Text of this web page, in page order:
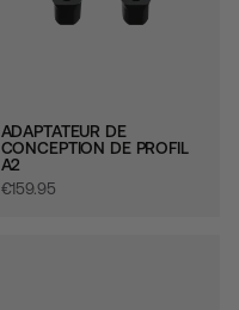
ADAPTATEUR DE
CONCEPTION DE PROFIL
A2
€‎159.95